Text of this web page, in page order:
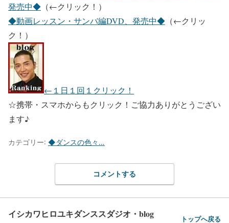
発売中◆ （←クリック！）
◆動画レッスン・サンバ編DVD、発売中◆ （←クリッ
ク！）
←１日１回１クリック！
☆携帯・スマホからもクリック！ご協力ありがとうござい
ます♪
カテゴリー: ◆ダンスの色々…
コメントする
イシカワヒロユキダンススダジオ・blog トップへ戻る